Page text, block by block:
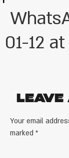
01-12 at
Leave
Your email
marked *